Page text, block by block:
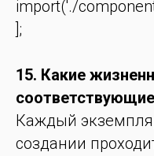
import('./
];
15. Какие
Каждый
создании